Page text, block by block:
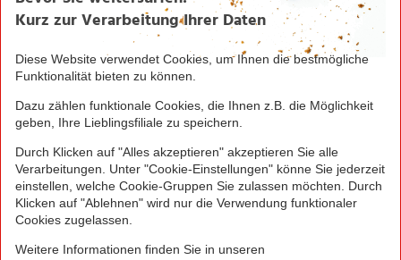
Seite drucken
Nach oben
Greifen Sie schnell zu! Alle angegebenen Preise in
Irrtümer durch Schreib-, Programmier- und
Datenübertragungsfehler sind vorbehalten.
© 2016 - 2026 NORMA Lebensmittelfilialbetrieb
Stiftung & Co. KG
Sitemap Kontakt
Barrierefreiheitserklärung Compliance